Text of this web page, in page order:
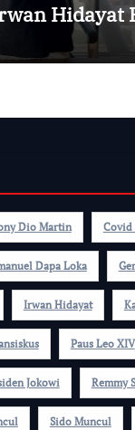
Hidayat
Dio Martin Covid
Dapa Loka
Irwan Hidayat
Paus Leo XIV
Jokowi Remmy
Sido Muncul